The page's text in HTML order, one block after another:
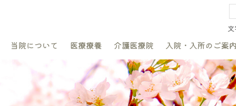
当院について 医療療養 介護医療院 入院・入所のご案